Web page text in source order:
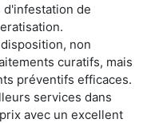
d'infestation de
non
curatifs, mais
préventifs efficaces.
services dans
avec un excellent